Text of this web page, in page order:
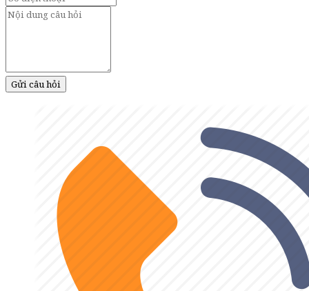
Gửi câu hỏi